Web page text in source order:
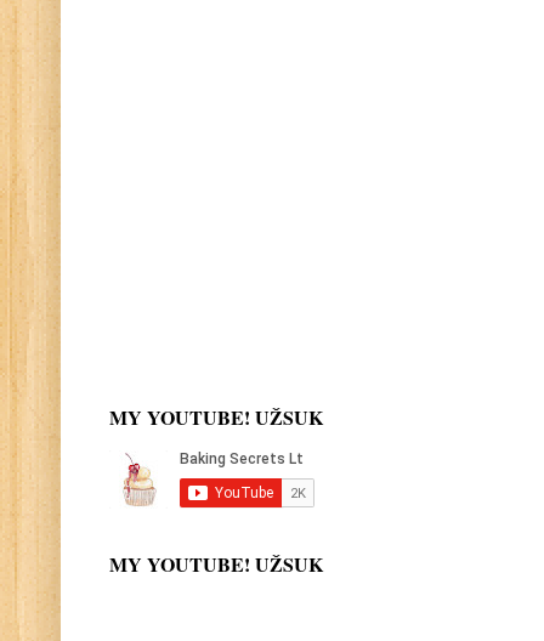
MY YOUTUBE! UŽSUK
MY YOUTUBE! UŽSUK